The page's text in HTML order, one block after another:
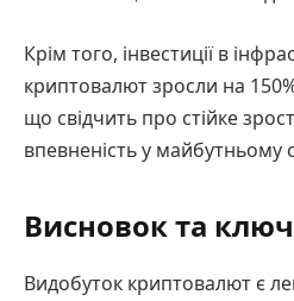
Крім того, інвестиції в
криптовалют зросли на
що свідчить про стійке
впевненість у майбутньому
Висновок та
Видобуток криптовалют є